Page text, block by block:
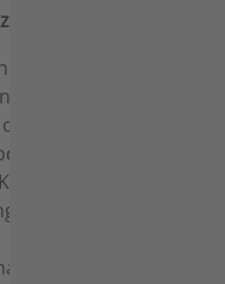
Pakete 39,90 EUR
Ein solches Recht steht
geringere Kosten
nicht abgeholte
bzw. an den vom
gegenüber erklärt
sonstige